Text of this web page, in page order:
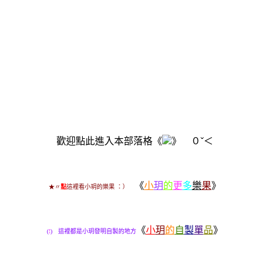
歡迎點此進入本部落格《 》 ０ˇ＜
★〃點這裡看小玥的樂果 ：） 《小玥的更多樂果》
(!) 這裡都是小玥發明自製的地方《小玥的自製單品》